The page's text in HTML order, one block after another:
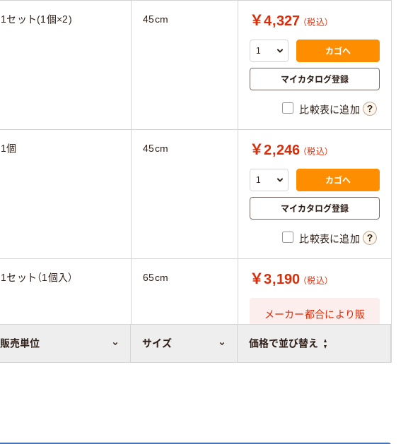
販売単位 サイズ 価格で並び替え
1セット(1個×2) 45cm ￥4,327 （税込）
カゴへ
マイカタログ登録
比較表に追加
1個 45cm ￥2,246 （税込）
カゴへ
マイカタログ登録
比較表に追加
1セット（1個入） 65cm ￥3,190 （税込）
メーカー都合により販